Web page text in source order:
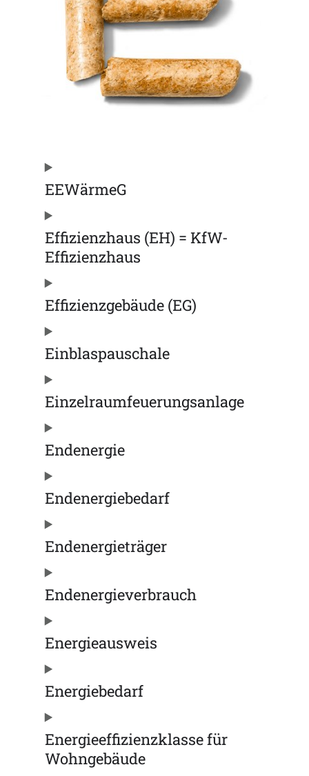
EEWärmeG
Effizienzhaus (EH) = KfW-
Effizienzhaus
Effizienzgebäude (EG)
Einblaspauschale
Einzelraumfeuerungsanlage
Endenergie
Endenergiebedarf
Endenergieträger
Endenergieverbrauch
Energieausweis
Energiebedarf
Energieeffizienzklasse für
Wohngebäude